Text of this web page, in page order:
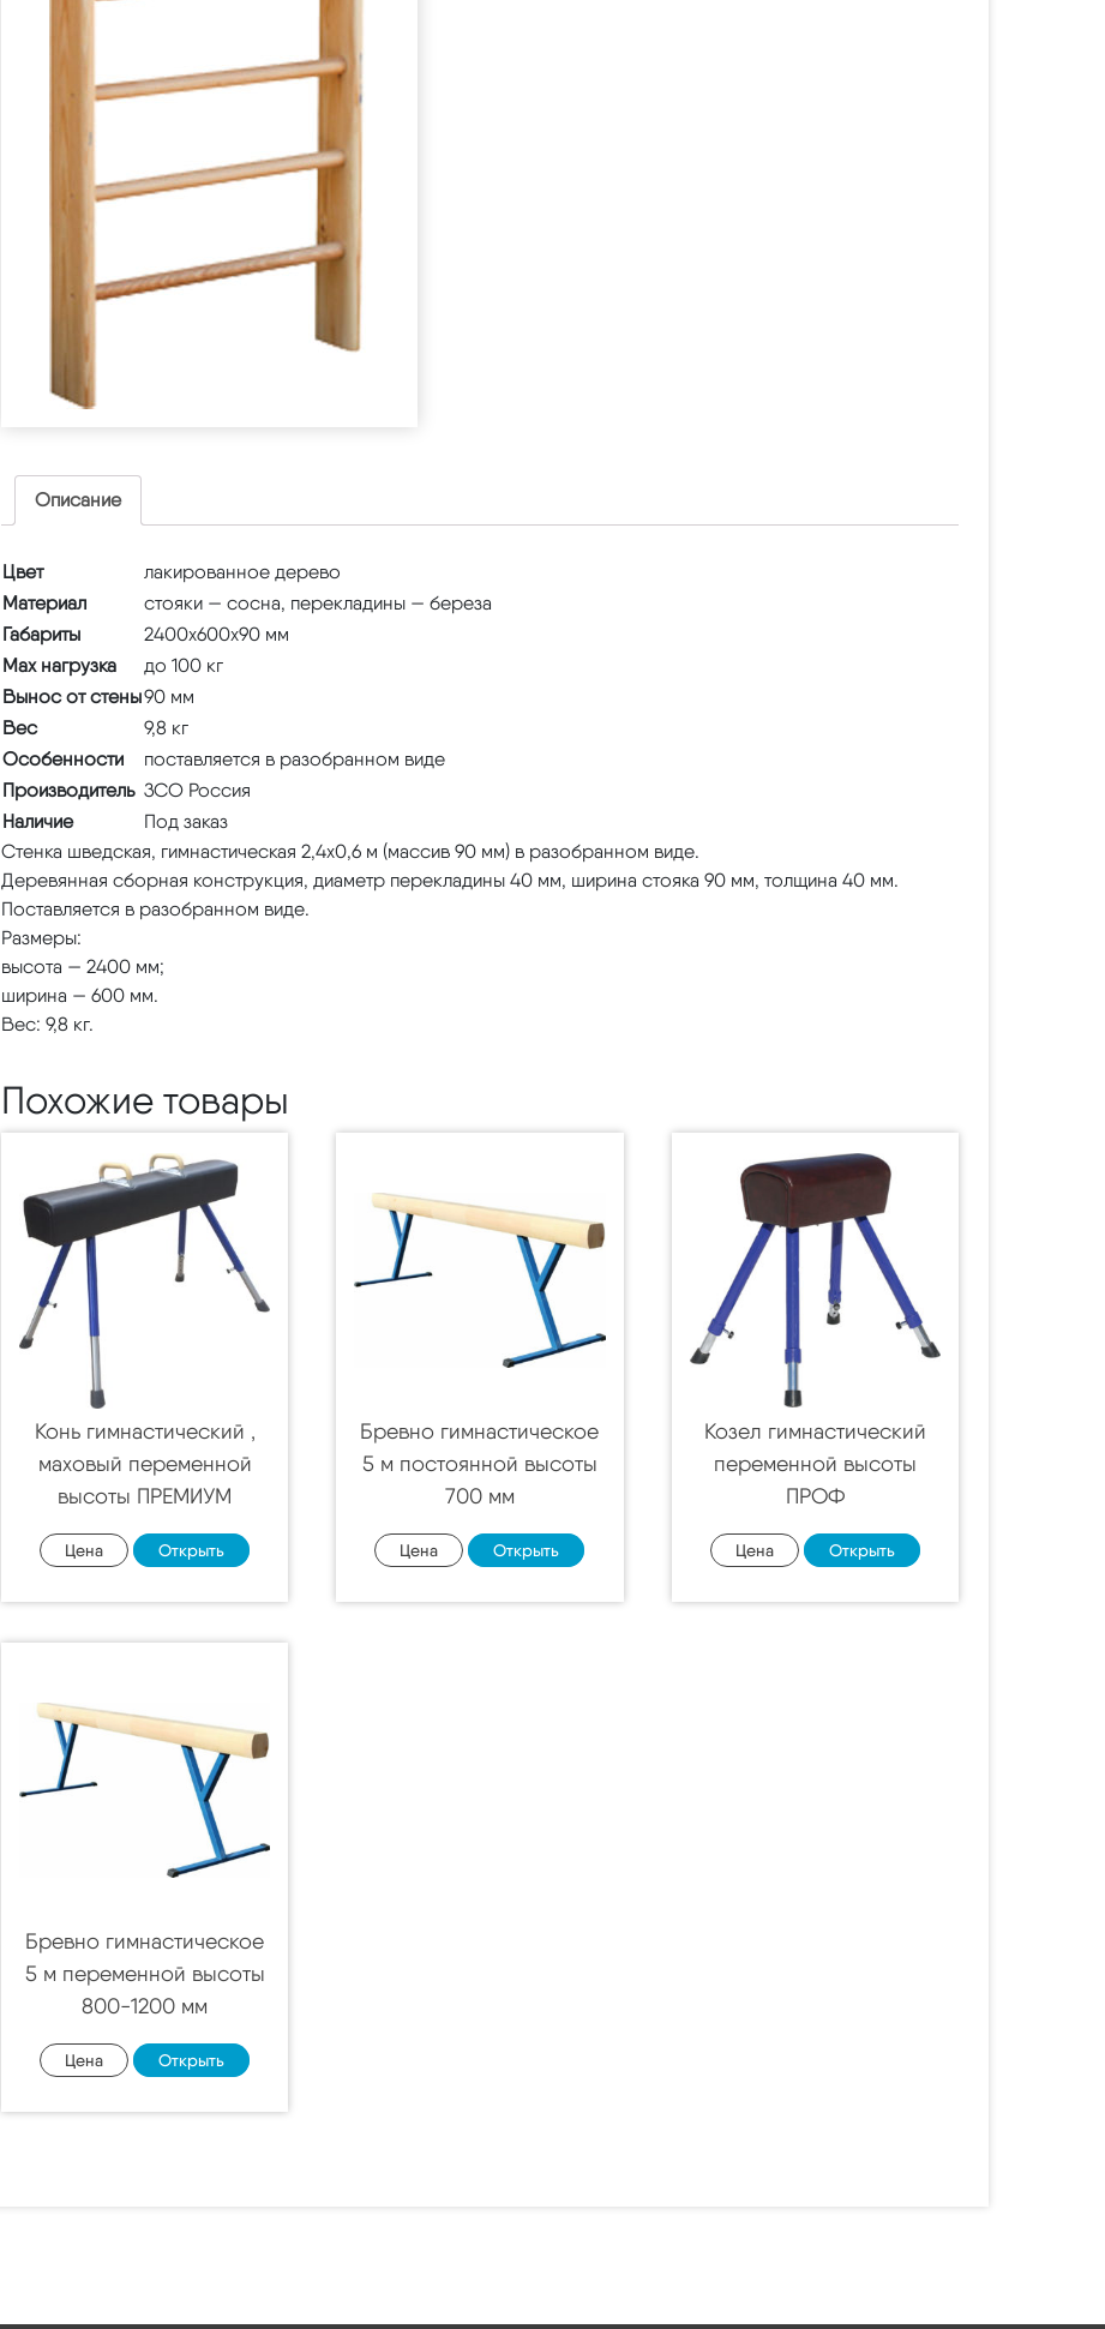
Описание
Цвет
лакированное дерево
Материал
стояки — сосна, перекладины — береза
Габариты
2400х600х90 мм
Max нагрузка
до 100 кг
Вынос от стены90 мм
Вес
9,8 кг
Особенности
поставляется в разобранном виде
Производитель ЗСО Россия
Наличие
Под заказ
Стенка шведская, гимнастическая 2,4х0,6 м (массив 90 мм) в разобранном виде.
Деревянная сборная конструкция, диаметр перекладины 40 мм, ширина стояка 90 мм, толщина 40 мм.
Поставляется в разобранном виде.
Размеры:
высота — 2400 мм;
ширина — 600 мм.
Вес: 9,8 кг.
Похожие товары
Конь гимнастический ,
маховый переменной
высоты ПРЕМИУМ
Цена Открыть
Бревно гимнастическое
5 м постоянной высоты
700 мм
Цена Открыть
Козел гимнастический
переменной высоты
ПРОФ
Цена Открыть
Бревно гимнастическое
5 м переменной высоты
800-1200 мм
Цена Открыть